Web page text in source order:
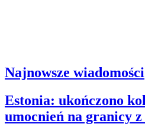
Najnowsze wiadomości
Estonia: ukończono
umocnień na granicy z